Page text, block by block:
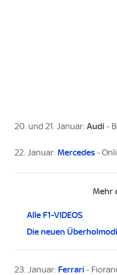
20. und 21. Januar: Audi -
22. Januar: Mercedes -
Mehr
Alle F1-VIDEOS
Die neuen
23. Januar: Ferrari -